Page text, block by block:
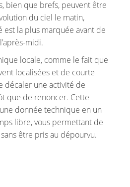
bien que brefs, peuvent être
du ciel le matin,
est la plus marquée avant de
midi.
locale, comme le fait que
localisées et de courte
décaler une activité de
que de renoncer. Cette
donnée technique en un
libre, vous permettant de
être pris au dépourvu.